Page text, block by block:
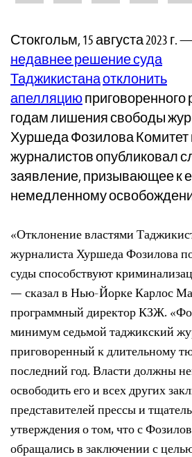
Стокгольм, 15 августа 2023 г.
недавнее решение суда
Таджикистанаотклонить
апелляциюприговоренного
годам лишения свободы
Хуршеда Фозилова Комитет
журналистов опубликовал
заявление, призывающее к
немедленному
«Отклонение властями
журналиста Хуршеда Фозилова
суды способствуют
— сказал в Нью-Йорке Карлос
программный директор КЗЖ.
минимум седьмой таджикский
приговоренный к длительному
последний год. Власти должны
освободить его и всех других
представителей прессы и
утверждения о том, что с
обращались в заключении с